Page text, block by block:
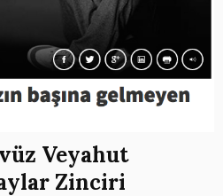
Veyahut
Zinciri